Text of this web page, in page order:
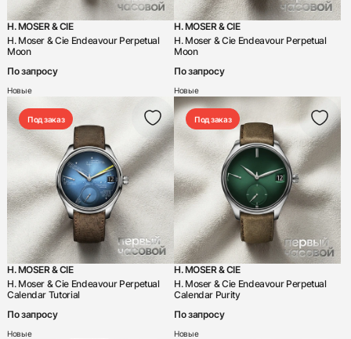
H. MOSER & CIE
H. Moser & Cie Endeavour Perpetual
Moon
По запросу
Новые
H. MOSER & CIE
H. Moser & Cie Endeavour Perpetual
Moon
По запросу
Новые
Под заказ
H. MOSER & CIE
H. Moser & Cie Endeavour Perpetual
Calendar Tutorial
По запросу
Новые
Под заказ
H. MOSER & CIE
H. Moser & Cie Endeavour Perpetual
Calendar Purity
По запросу
Новые